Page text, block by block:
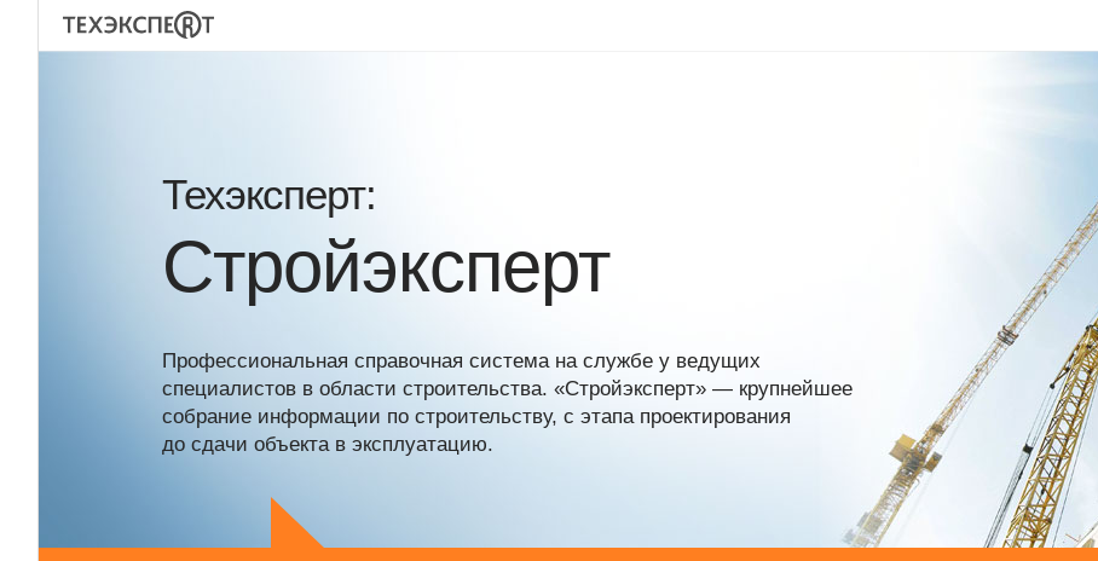
Техэксперт:
Стройэксперт
Профессиональная справочная система на службе у ведущих
специалистов в области строительства. «Стройэксперт» — крупнейшее
собрание информации по строительству, с этапа проектирования
до сдачи объекта в эксплуатацию.